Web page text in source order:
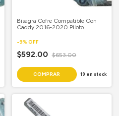
Bisagra Cofre Compatible Con
Caddy 2016-2020 Piloto
-9% OFF
$592.00 $653.00
19 en stock